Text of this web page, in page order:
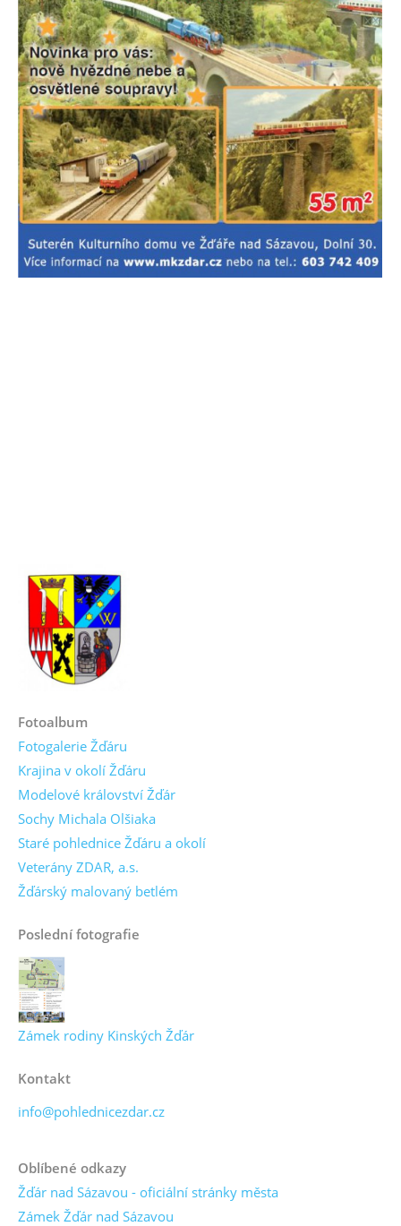
Fotoalbum
Fotogalerie Žďáru
Krajina v okolí Žďáru
Modelové království Žďár
Sochy Michala Olšiaka
Staré pohlednice Žďáru a okolí
Veterány ZDAR, a.s.
Žďárský malovaný betlém
Poslední fotografie
Zámek rodiny Kinských Žďár
Kontakt
info@pohlednicezdar.cz
Oblíbené odkazy
Žďár nad Sázavou - oficiální stránky města
Zámek Žďár nad Sázavou